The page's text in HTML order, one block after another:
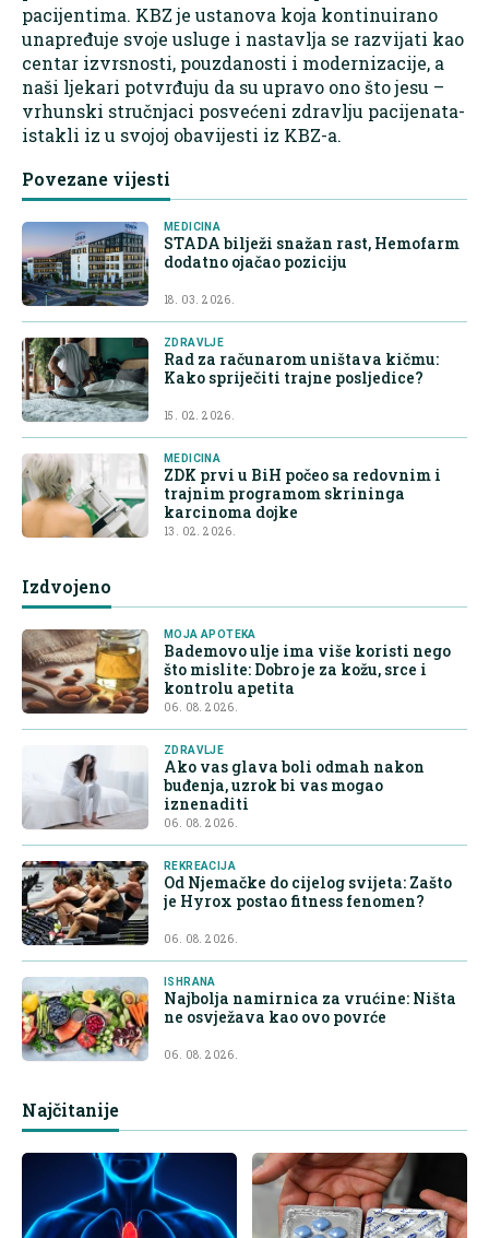
pacijentima. KBZ je ustanova koja kontinuirano
unapređuje svoje usluge i nastavlja se razvijati kao
centar izvrsnosti, pouzdanosti i modernizacije, a
naši ljekari potvrđuju da su upravo ono što jesu –
vrhunski stručnjaci posvećeni zdravlju pacijenata-
istakli iz u svojoj obavijesti iz KBZ-a.
Povezane vijesti
MEDICINA
STADA bilježi snažan rast, Hemofarm
dodatno ojačao poziciju
18. 03. 2026.
ZDRAVLJE
Rad za računarom uništava kičmu:
Kako spriječiti trajne posljedice?
15. 02. 2026.
MEDICINA
ZDK prvi u BiH počeo sa redovnim i
trajnim programom skrininga
karcinoma dojke
13. 02. 2026.
Izdvojeno
MOJA APOTEKA
Bademovo ulje ima više koristi nego
što mislite: Dobro je za kožu, srce i
kontrolu apetita
06. 08. 2026.
ZDRAVLJE
Ako vas glava boli odmah nakon
buđenja, uzrok bi vas mogao
iznenaditi
06. 08. 2026.
REKREACIJA
Od Njemačke do cijelog svijeta: Zašto
je Hyrox postao fitness fenomen?
06. 08. 2026.
ISHRANA
Najbolja namirnica za vrućine: Ništa
ne osvježava kao ovo povrće
06. 08. 2026.
Najčitanije